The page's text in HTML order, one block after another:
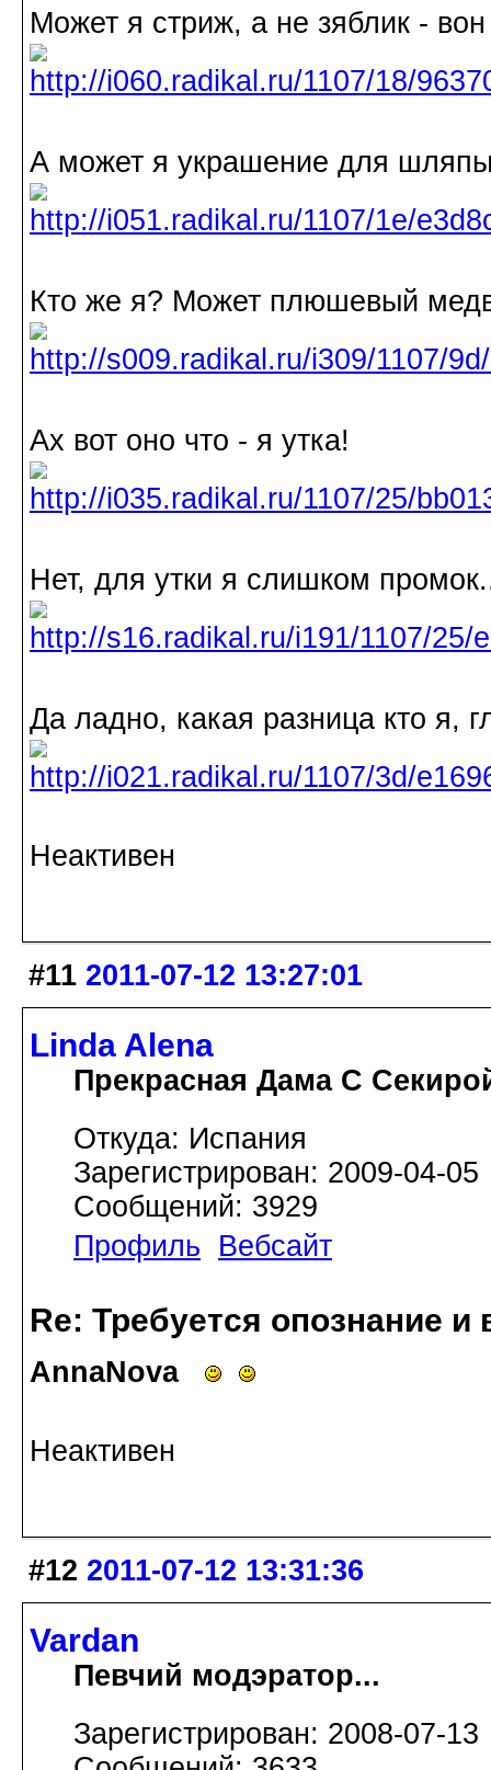
Может я стриж, а не зяблик -
А может я украшение для
Кто же я? Может плюшевый
Ах вот оно что - я утка!
Нет, для утки я слишком
Да ладно, какая разница кто я,
Неактивен
#11 2011-07-12 13:27:01
Linda Alena
Прекрасная Дама С
Откуда: Испания
Зарегистрирован: 2009-04-05
Сообщений: 3929
Профиль
Вебсайт
Re: Требуется опознание
AnnaNova
Неактивен
#12 2011-07-12 13:31:36
Vardan
Певчий модэратор...
Зарегистрирован: 2008-07-13